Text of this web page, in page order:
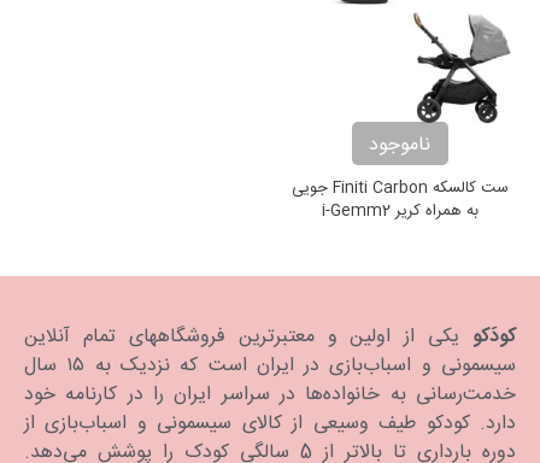
ناموجود
ست کالسکه Finiti Carbon جویی
به همراه کریر i-Gemm2
کودَکو یکی از اولین و معتبرترین فروشگاههای تمام آنلاین
سیسمونی و اسباب‌بازی در ایران است که نزدیک به ۱۵ سال
خدمت‌رسانی به خانواده‌ها در سراسر ایران را در کارنامه خود
دارد. كودكو طیف وسیعی از کالای سیسمونی و اسباب‌بازی از
دوره بارداری تا بالاتر از 5 سالگی کودک را پوشش می‌دهد.